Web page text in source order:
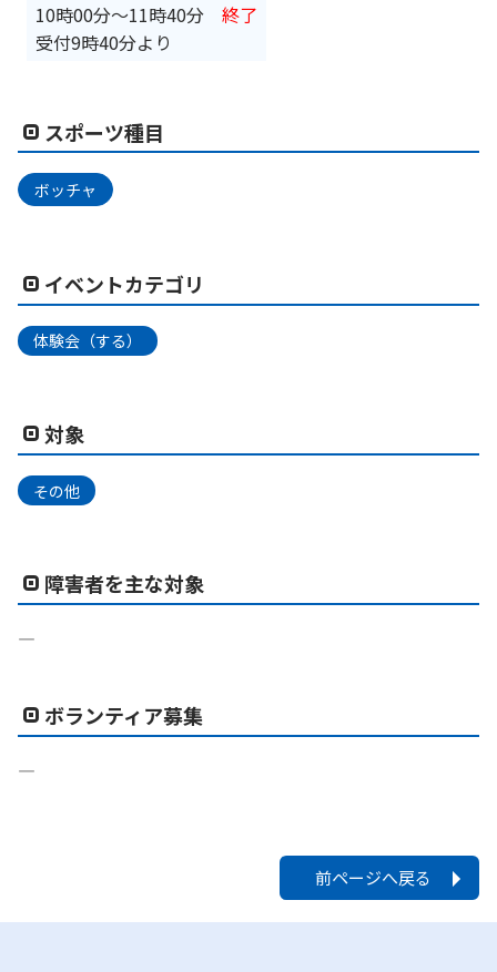
10時00分〜11時40分
受付9時40分より
終了
スポーツ種目
ボッチャ
イベントカテゴリ
体験会（する）
対象
その他
障害者を主な対象
―
ボランティア募集
―
前ページへ戻る